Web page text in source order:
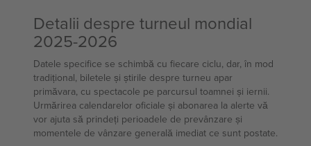
Detalii despre turneul mondial
2025-2026
Datele specifice se schimbă cu fiecare ciclu, dar, în mod
tradițional, biletele și știrile despre turneu apar
primăvara, cu spectacole pe parcursul toamnei și iernii.
Urmărirea calendarelor oficiale și abonarea la alerte vă
vor ajuta să prindeți perioadele de prevânzare și
momentele de vânzare generală imediat ce sunt postate.